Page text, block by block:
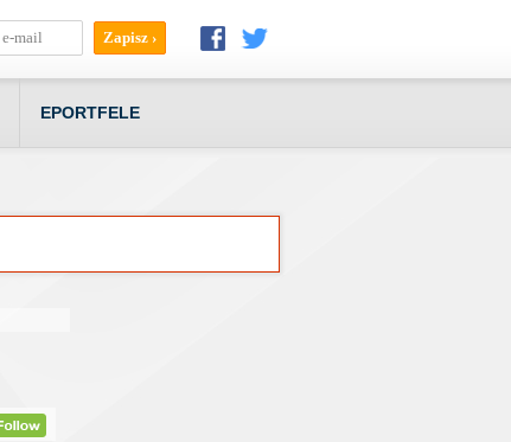
EPORTFELE